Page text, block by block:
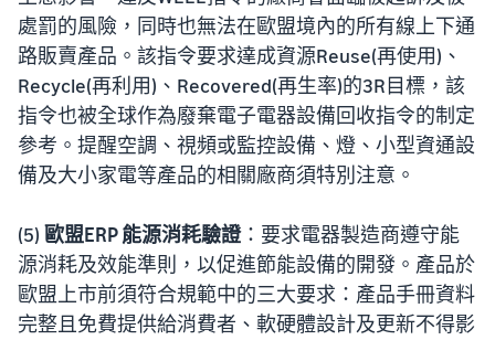
處罰的風險，同時也無法在歐盟境內的所有線上下通
路販賣產品。該指令要求達成資源Reuse(再使用)、
Recycle(再利用)、Recovered(再生率)的3R目標，該
指令也被全球作為廢棄電子電器設備回收指令的制定
參考。提醒空調、視頻或監控設備、燈、小型資通設
備及大小家電等產品的相關廠商須特別注意。
(5) 歐盟ERP 能源消耗驗證：要求電器製造商遵守能
源消耗及效能準則，以促進節能設備的開發。產品於
歐盟上市前須符合規範中的三大要求：產品手冊資料
完整且免費提供給消費者、軟硬體設計及更新不得影